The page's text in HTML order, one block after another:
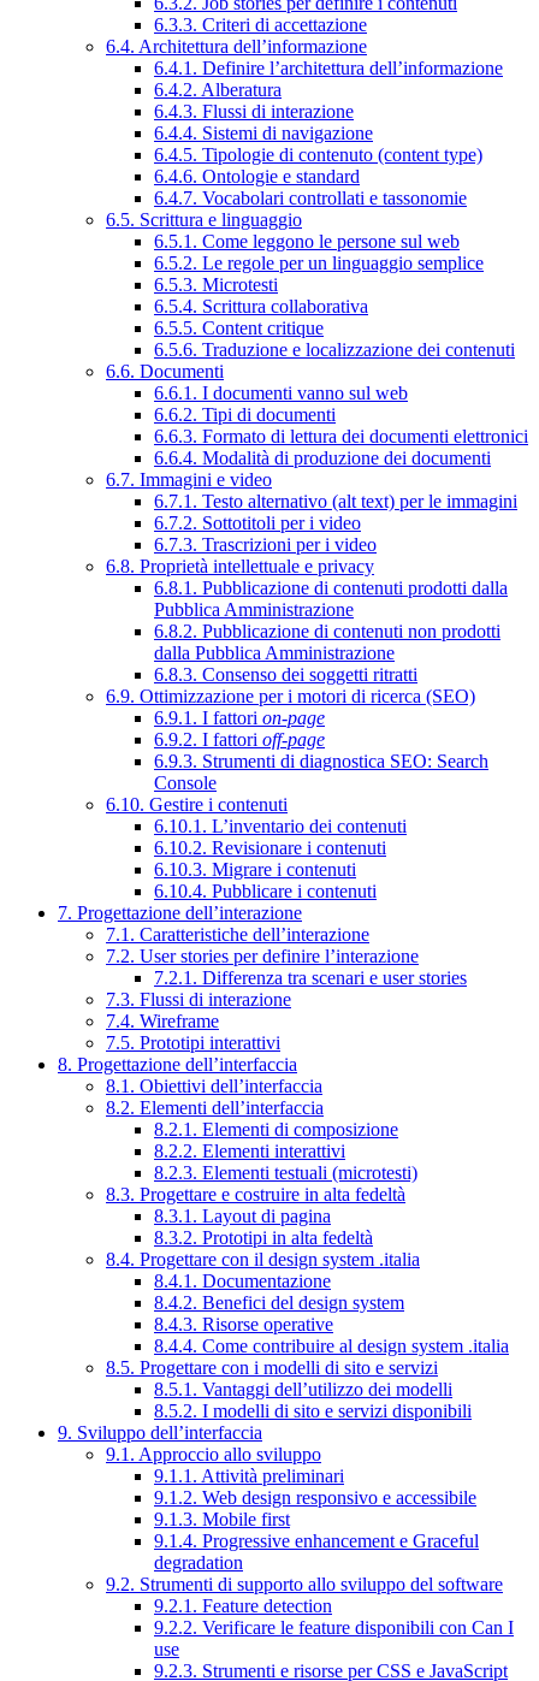
6.3.3. Criteri di accettazione
6.4. Architettura dell’informazione
6.4.1. Definire l’architettura dell’informazione
6.4.2. Alberatura
6.4.3. Flussi di interazione
6.4.4. Sistemi di navigazione
6.4.5. Tipologie di contenuto (content type)
6.4.6. Ontologie e standard
6.4.7. Vocabolari controllati e tassonomie
6.5. Scrittura e linguaggio
6.5.1. Come leggono le persone sul web
6.5.2. Le regole per un linguaggio semplice
6.5.3. Microtesti
6.5.4. Scrittura collaborativa
6.5.5. Content critique
6.5.6. Traduzione e localizzazione dei contenuti
6.6. Documenti
6.6.1. I documenti vanno sul web
6.6.2. Tipi di documenti
6.6.3. Formato di lettura dei documenti elettronici
6.6.4. Modalità di produzione dei documenti
6.7. Immagini e video
6.7.1. Testo alternativo (alt text) per le immagini
6.7.2. Sottotitoli per i video
6.7.3. Trascrizioni per i video
6.8. Proprietà intellettuale e privacy
6.8.1. Pubblicazione di contenuti prodotti dalla
Pubblica Amministrazione
6.8.2. Pubblicazione di contenuti non prodotti
dalla Pubblica Amministrazione
6.8.3. Consenso dei soggetti ritratti
6.9. Ottimizzazione per i motori di ricerca (SEO)
6.9.1. I fattori on-page
6.9.2. I fattori off-page
6.9.3. Strumenti di diagnostica SEO: Search
Console
6.10. Gestire i contenuti
6.10.1. L’inventario dei contenuti
6.10.2. Revisionare i contenuti
6.10.3. Migrare i contenuti
6.10.4. Pubblicare i contenuti
7. Progettazione dell’interazione
7.1. Caratteristiche dell’interazione
7.2. User stories per definire l’interazione
7.2.1. Differenza tra scenari e user stories
7.3. Flussi di interazione
7.4. Wireframe
7.5. Prototipi interattivi
8. Progettazione dell’interfaccia
8.1. Obiettivi dell’interfaccia
8.2. Elementi dell’interfaccia
8.2.1. Elementi di composizione
8.2.2. Elementi interattivi
8.2.3. Elementi testuali (microtesti)
8.3. Progettare e costruire in alta fedeltà
8.3.1. Layout di pagina
8.3.2. Prototipi in alta fedeltà
8.4. Progettare con il design system .italia
8.4.1. Documentazione
8.4.2. Benefici del design system
8.4.3. Risorse operative
8.4.4. Come contribuire al design system .italia
8.5. Progettare con i modelli di sito e servizi
8.5.1. Vantaggi dell’utilizzo dei modelli
8.5.2. I modelli di sito e servizi disponibili
9. Sviluppo dell’interfaccia
9.1. Approccio allo sviluppo
9.1.1. Attività preliminari
9.1.2. Web design responsivo e accessibile
9.1.3. Mobile first
9.1.4. Progressive enhancement e Graceful
degradation
9.2. Strumenti di supporto allo sviluppo del software
9.2.1. Feature detection
9.2.2. Verificare le feature disponibili con Can I
use
9.2.3. Strumenti e risorse per CSS e JavaScript